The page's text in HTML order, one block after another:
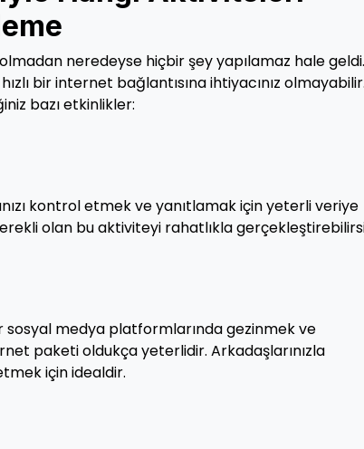
neredeyse hiçbir şey yapılamaz hale geldi.
bir internet bağlantısına ihtiyacınız olmayabilir.
bazı etkinlikler:
kontrol etmek ve yanıtlamak için yeterli veriye
olan bu aktiviteyi rahatlıkla
medya platformlarında gezinmek ve
paketi oldukça yeterlidir. Arkadaşlarınızla
için idealdir.